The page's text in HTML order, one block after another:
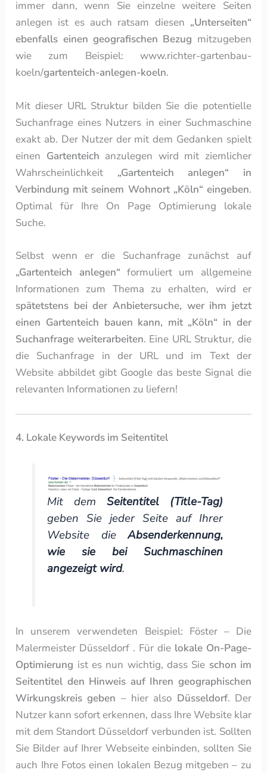
immer dann, wenn Sie einzelne weitere Seiten
anlegen ist es auch ratsam diesen „Unterseiten“
ebenfalls einen geografischen Bezug mitzugeben
wie zum Beispiel: www.richter-gartenbau-
koeln/gartenteich-anlegen-koeln.
Mit dieser URL Struktur bilden Sie die potentielle
Suchanfrage eines Nutzers in einer Suchmaschine
exakt ab. Der Nutzer der mit dem Gedanken spielt
einen Gartenteich anzulegen wird mit ziemlicher
Wahrscheinlichkeit „Gartenteich anlegen“ in
Verbindung mit seinem Wohnort „Köln“ eingeben.
Optimal für Ihre On Page Optimierung lokale
Suche.
Selbst wenn er die Suchanfrage zunächst auf
„Gartenteich anlegen“ formuliert um allgemeine
Informationen zum Thema zu erhalten, wird er
spätetstens bei der Anbietersuche, wer ihm jetzt
einen Gartenteich bauen kann, mit „Köln“ in der
Suchanfrage weiterarbeiten. Eine URL Struktur, die
die Suchanfrage in der URL und im Text der
Website abbildet gibt Google das beste Signal die
relevanten Informationen zu liefern!
4. Lokale Keywords im Seitentitel
Mit dem Seitentitel (Title-Tag)
geben Sie jeder Seite auf Ihrer
Website dieAbsenderkennung,
wie sie bei Suchmaschinen
angezeigt wird.
In unserem verwendeten Beispiel: Föster – Die
Malermeister Düsseldorf . Für dielokale On-Page-
Optimierung ist es nun wichtig, dass Sie schon im
Seitentitel den Hinweis auf Ihren geographischen
Wirkungskreis geben – hier also Düsseldorf. Der
Nutzer kann sofort erkennen, dass Ihre Website klar
mit dem Standort Düsseldorf verbunden ist. Sollten
Sie Bilder auf Ihrer Webseite einbinden, sollten Sie
auch Ihre Fotos einen lokalen Bezug mitgeben – zu